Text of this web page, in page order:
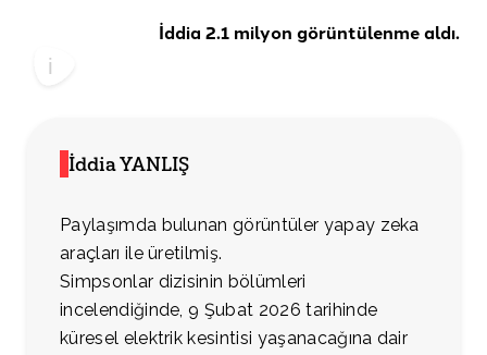
İddia 2.1 milyon görüntülenme aldı.
İddia YANLIŞ
Paylaşımda bulunan görüntüler yapay zeka
araçları ile üretilmiş.
Simpsonlar dizisinin bölümleri
incelendiğinde, 9 Şubat 2026 tarihinde
küresel elektrik kesintisi yaşanacağına dair